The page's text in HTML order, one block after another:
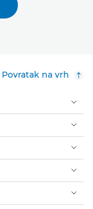
Povratak na vrh